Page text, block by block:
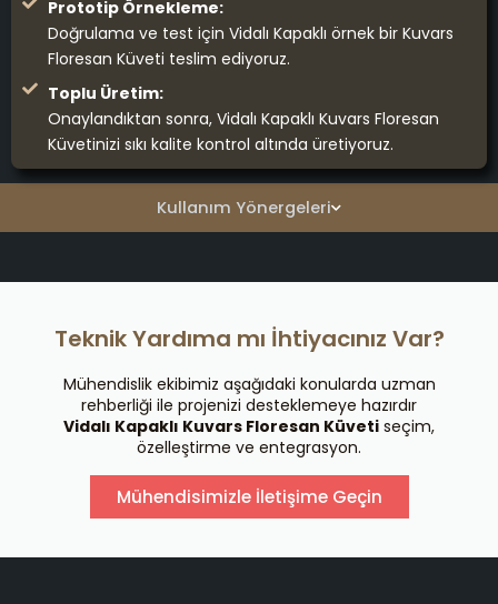
Kullanım Yönergeleri
Prototip Örnekleme:
Doğrulama ve test için Vidalı Kapaklı örnek bir Kuvars
Floresan Küveti teslim ediyoruz.
Toplu Üretim:
Onaylandıktan sonra, Vidalı Kapaklı Kuvars Floresan
Küvetinizi sıkı kalite kontrol altında üretiyoruz.
Teknik Yardıma mı İhtiyacınız Var?
Mühendislik ekibimiz aşağıdaki konularda uzman
rehberliği ile projenizi desteklemeye hazırdır
Vidalı Kapaklı Kuvars Floresan Küveti seçim,
özelleştirme ve entegrasyon.
Mühendisimizle İletişime Geçin